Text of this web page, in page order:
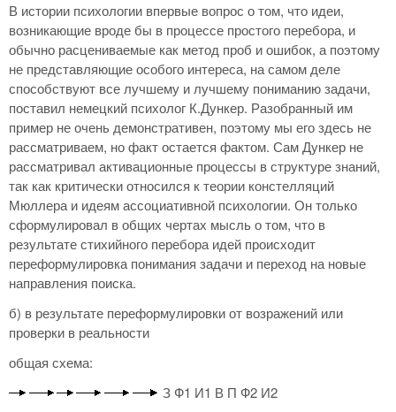
В истории психологии впервые вопрос о том, что идеи,
возникающие вроде бы в процессе простого перебора, и
обычно расцениваемые как метод проб и ошибок, а поэтому
не представляющие особого интереса, на самом деле
способствуют все лучшему и лучшему пониманию задачи,
поставил немецкий психолог К.Дункер. Разобранный им
пример не очень демонстративен, поэтому мы его здесь не
рассматриваем, но факт остается фактом. Сам Дункер не
рассматривал активационные процессы в структуре знаний,
так как критически относился к теории констелляций
Мюллера и идеям ассоциативной психологии. Он только
сформулировал в общих чертах мысль о том, что в
результате стихийного перебора идей происходит
переформулировка понимания задачи и переход на новые
направления поиска.
б) в результате переформулировки от возражений или
проверки в реальности
общая схема:
З Ф1 И1 В П Ф2 И2